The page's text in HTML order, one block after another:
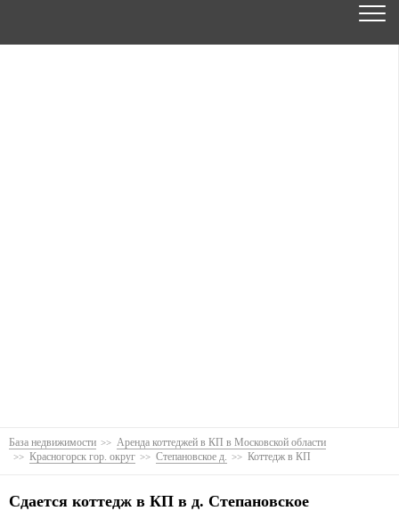
База недвижимости
Аренда коттеджей в КП в Московской области
Красногорск гор. округ
Степановское д. Коттедж в КП
Сдается коттедж в КП в д. Степановское